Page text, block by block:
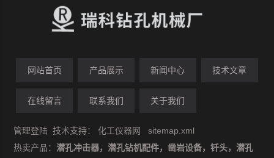
网站首页 产品展示 新闻中心 技术文章
在线留言 联系我们 关于我们
管理登陆 技术支持：化工仪器网
sitemap.xml
热卖产品：潜孔冲击器，潜孔钻机配件，凿岩设备，钎头，潜孔